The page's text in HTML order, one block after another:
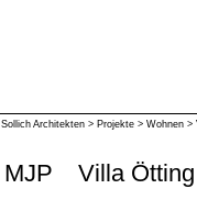
Sollich Architekten > Projekte > Wohnen >
MJP Villa Ötting